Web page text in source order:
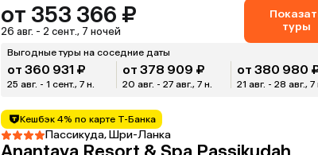
от 353 366 ₽
26 авг. - 2 сент., 7 ночей
туры
Выгодные туры на соседние даты
от 360 931 ₽
25 авг. - 1 сент., 7 н.
от 378 909 ₽
20 авг. - 27 авг., 7 н.
от 380 980
21 авг. - 28 авг., 7
Кешбэк 4% по карте Т-Банка
Пассикуда, Шри-Ланка